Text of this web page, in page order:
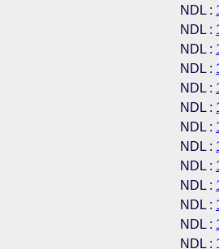
NDL :
NDL :
NDL :
NDL :
NDL :
NDL :
NDL :
NDL :
NDL :
NDL :
NDL :
NDL :
NDL :